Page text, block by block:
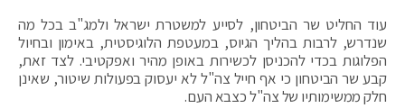
עוד החליט שר הביטחון, לסייע למשטרת ישראל ולמג"ב בכל מה
שנדרש, לרבות בהליך הגיוס, במעטפת הלוגיסטית, באימון ובחיול
הפלוגות בכדי להכניסן לכשירות באופן מהיר ואפקטיבי. לצד זאת,
קבע שר הביטחון כי אף חייל צה"ל לא יעסוק בפעולות שיטור, שאינן
חלק ממשימותיו של צה"ל כצבא העם.